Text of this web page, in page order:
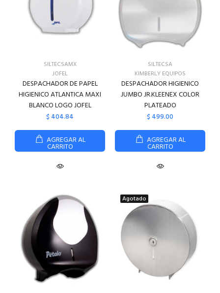
SILTECSAMX
JOFEL
DESPACHADOR DE PAPEL
HIGIENICO ATLANTICA MAXI
BLANCO LOGO JOFEL
$ 404.84
AGREGAR AL
CARRITO
SILTECSA
KIMBERLY EQUIPOS
DESPACHADOR HIGIENICO
JUMBO JR.KLEENEX COLOR
PLATEADO
$ 499.00
AGREGAR AL
CARRITO
Agotado